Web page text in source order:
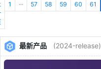
1 ··· 57 58 59 60 61
最新产品 (2024-release)